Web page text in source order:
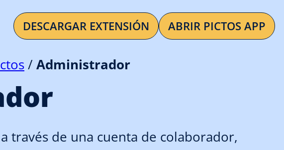
DESCARGAR EXTENSIÓN ABRIR PICTOS APP
/ Administrador
través de una cuenta de colaborador,